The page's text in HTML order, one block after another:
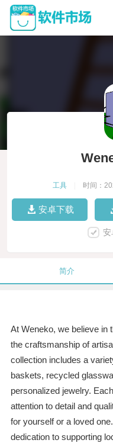
工具 时间：
安卓下载
安
简介
At Weneko, we believe in
the craftsmanship of
collection includes a
baskets, recycled
personalized jewelry.
attention to detail and
for yourself or a loved
dedication to supporting